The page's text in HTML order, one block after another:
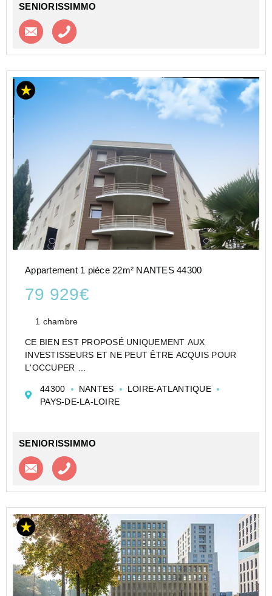
SENIORISSIMMO
Contacter l'agence
Appartement 1 pièce 22m² NANTES 44300
79 929€
1 chambre
CE BIEN EST PROPOSÉ UNIQUEMENT AUX
INVESTISSEURS ET NE PEUT ÊTRE ACQUIS POUR
L'OCCUPER
ETUDIANTE DE TYPE STUDIO DE 22 M² À NANTES -
OCEAN BREAK - GLOBAL EXPLOITATION
44300 NANTES
LOIRE-ATLANTIQUE
PAYS-DE-LA-LOIRE
SENIORISSIMMO
Contacter l'agence